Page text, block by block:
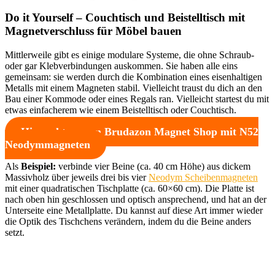
Do it Yourself – Couchtisch und Beistelltisch mit
Magnetverschluss für Möbel bauen
Mittlerweile gibt es einige modulare Systeme, die ohne Schraub-
oder gar Klebverbindungen auskommen. Sie haben alle eins
gemeinsam: sie werden durch die Kombination eines eisenhaltigen
Metalls mit einem Magneten stabil. Vielleicht traust du dich an den
Bau einer Kommode oder eines Regals ran. Vielleicht startest du mit
etwas einfacherem wie einem Beistelltisch oder Couchtisch.
Hier geht es zum Brudazon Magnet Shop mit N52
Neodymmagneten
Als Beispiel: verbinde vier Beine (ca. 40 cm Höhe) aus dickem
Massivholz über jeweils drei bis vierNeodym Scheibenmagneten
mit einer quadratischen Tischplatte (ca. 60×60 cm). Die Platte ist
nach oben hin geschlossen und optisch ansprechend, und hat an der
Unterseite eine Metallplatte. Du kannst auf diese Art immer wieder
die Optik des Tischchens verändern, indem du die Beine anders
setzt.